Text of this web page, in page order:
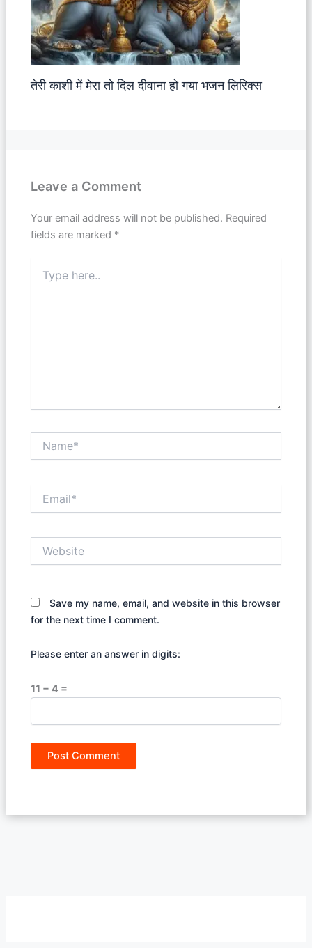
तेरी काशी में मेरा तो दिल दीवाना हो गया भजन लिरिक्स
Leave a Comment
Your email address will not be published. Required
fields are marked *
here..
Save my name, email, and website in this browser
for the next time I comment.
Please enter an answer in digits:
11 − 4 =